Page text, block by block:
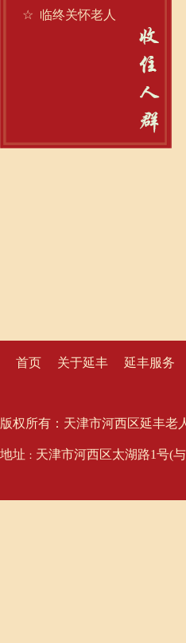
☆ 临终关怀老人
首页 关于延丰 延丰服务
版权所有：天津市河西区延丰老
地址 ： 天津市河西区太湖路1号(